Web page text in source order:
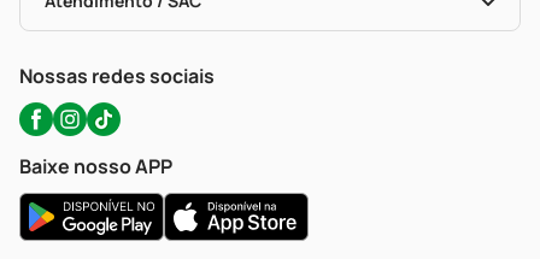
Nossas redes sociais
Baixe nosso APP